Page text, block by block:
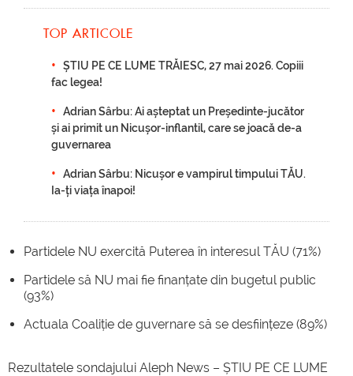
TOP ARTICOLE
ȘTIU PE CE LUME TRĂIESC, 27 mai 2026. Copiii
fac legea!
Adrian Sârbu: Ai așteptat un Președinte-jucător
și ai primit un Nicușor-inflantil, care se joacă de-a
guvernarea
Adrian Sârbu: Nicușor e vampirul timpului TĂU.
Ia-ți viața înapoi!
Partidele NU exercită Puterea în interesul TĂU (71%)
Partidele să NU mai fie finanțate din bugetul public
(93%)
Actuala Coaliție de guvernare să se desființeze (89%)
Rezultatele sondajului Aleph News – ȘTIU PE CE LUME